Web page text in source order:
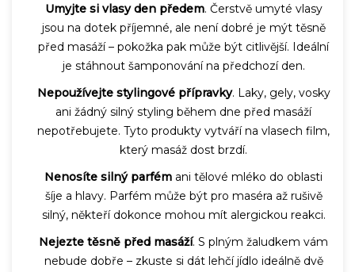
Umyjte si vlasy den předem. Čerstvě umyté vlasy
jsou na dotek příjemné, ale není dobré je mýt těsně
před masáží – pokožka pak může být citlivější. Ideální
je stáhnout šamponování na předchozí den.
Nepoužívejte stylingové přípravky. Laky, gely, vosky
ani žádný silný styling během dne před masáží
nepotřebujete. Tyto produkty vytváří na vlasech film,
který masáž dost brzdí.
Nenosíte silný parfém ani tělové mléko do oblasti
šíje a hlavy. Parfém může být pro maséra až rušivě
silný, někteří dokonce mohou mít alergickou reakci.
Nejezte těsně před masáží. S plným žaludkem vám
nebude dobře – zkuste si dát lehčí jídlo ideálně dvě